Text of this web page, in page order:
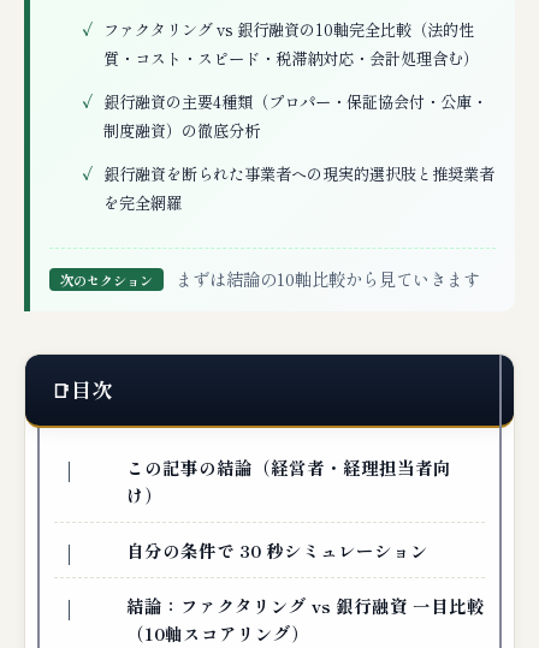
ファクタリング vs 銀行融資の10軸完全比較（法的性
質・コスト・スピード・税滞納対応・会計処理含む）
銀行融資の主要4種類（プロパー・保証協会付・公庫・
制度融資）の徹底分析
銀行融資を断られた事業者への現実的選択肢と推奨業者
を完全網羅
次のセクション まずは結論の10軸比較から見ていきます
目次
この記事の結論（経営者・経理担当者向
け）
自分の条件で 30 秒シミュレーション
結論：ファクタリング vs 銀行融資 一目比較
（10軸スコアリング）